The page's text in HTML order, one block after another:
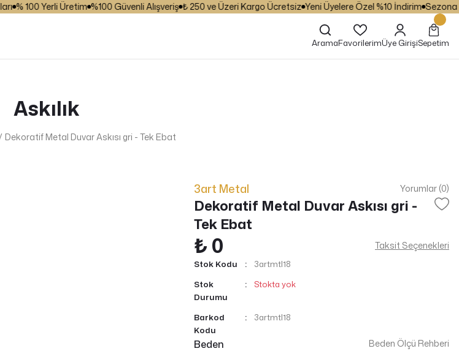
% 100 Yerli Üretim %100 Güvenli Alışveriş ₺ 250 ve Üzeri Kargo Ücretsiz Yeni Üyelere Özel %10 İndirim Sezona
AramaFavorilerimÜye GirişiSepetim
Askılık
Dekoratif Metal Duvar Askısı gri - Tek Ebat
3art Metal Yorumlar (0)
Dekoratif Metal Duvar Askısı gri -
Tek Ebat
₺ 0 Taksit Seçenekleri
Stok Kodu
3artmtl18
Stok
Durumu
Stokta yok
Barkod
Kodu
3artmtl18
Beden Beden Ölçü Rehberi